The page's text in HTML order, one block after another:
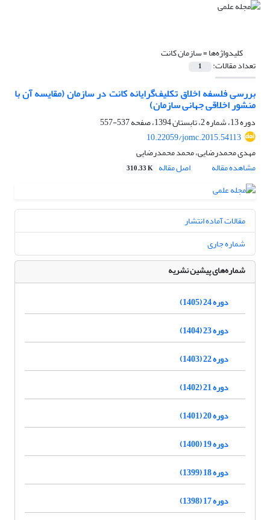
کلیدواژه‌ها =سازمان کانت
تعداد مقالات: 1
بررسی فلسفه اخلاق تکلیف‌گرایانه کانت در سازمان (مقایسه آن با
منشور اخلاقی جهانی سازمان)
دوره 13، شماره 2، تابستان 1394، صفحه
537-557
10.22059/jomc.2015.54113
مهدی محمدرضایی، محمد محمدرضایی
مشاهده مقاله
اصل مقاله 310.33 K
مقالات آماده انتشار
شماره جاری
شماره‌های پیشین نشریه
دوره 24 (1405)
دوره 23 (1404)
دوره 22 (1403)
دوره 21 (1402)
دوره 20 (1401)
دوره 19 (1400)
دوره 18 (1399)
دوره 17 (1398)